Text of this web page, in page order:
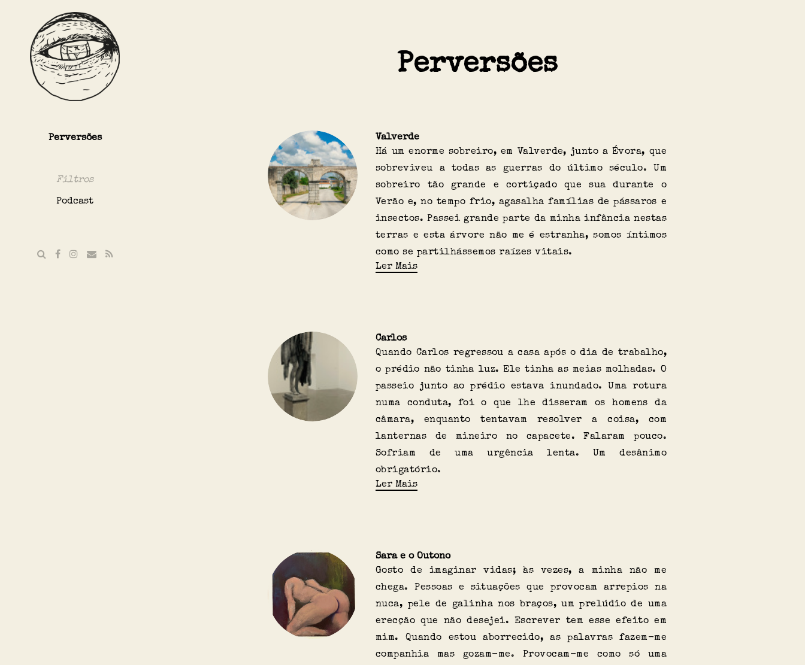
Perversões
Filtros
Podcast
Perversões
Valverde
Há um enorme sobreiro, em Valverde, junto a Évora, que
sobreviveu a todas as guerras do último século. Um
sobreiro tão grande e cortiçado que sua durante o
Verão e, no tempo frio, agasalha famílias de pássaros e
insectos. Passei grande parte da minha infância nestas
terras e esta árvore não me é estranha, somos íntimos
como se partilhássemos raízes vitais.
Ler Mais
Carlos
Quando Carlos regressou a casa após o dia de trabalho,
o prédio não tinha luz. Ele tinha as meias molhadas. O
passeio junto ao prédio estava inundado. Uma rotura
numa conduta, foi o que lhe disseram os homens da
câmara, enquanto tentavam resolver a coisa, com
lanternas de mineiro no capacete. Falaram pouco.
Sofriam de uma urgência lenta. Um desânimo
obrigatório.
Ler Mais
Sara e o Outono
Gosto de imaginar vidas; às vezes, a minha não me
chega. Pessoas e situações que provocam arrepios na
nuca, pele de galinha nos braços, um prelúdio de uma
erecção que não desejei. Escrever tem esse efeito em
mim. Quando estou aborrecido, as palavras fazem-me
companhia mas gozam-me. Provocam-me como só uma